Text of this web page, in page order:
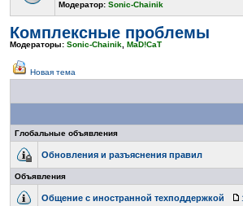
Модератор: Sonic-Chainik
Комплексные проблемы
Модераторы: Sonic-Chainik MaD!CaT
Новая тема
Глобальные объявления
Обновления и разъяснения правил
Объявления
Общение с иностранной техподдержкой